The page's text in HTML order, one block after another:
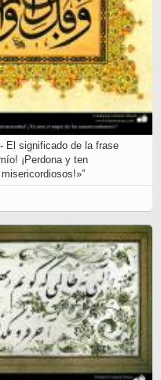
El significado de la frase
¡Perdona y ten